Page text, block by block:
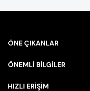
ÖNE ÇIKANLAR
ÖNEMLİ BİLGİLER
HIZLI ERİŞİM